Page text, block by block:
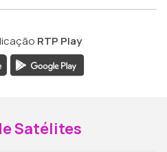
RTP Play
Satélites